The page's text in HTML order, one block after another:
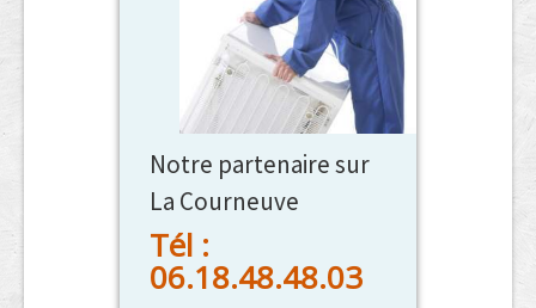
Notre partenaire sur
La Courneuve
Tél :
06.18.48.48.03